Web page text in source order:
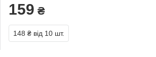
159 ₴
148 ₴ від 10 шт.